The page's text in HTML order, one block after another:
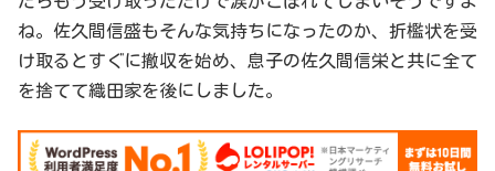
ね。佐久間信盛もそんな気持ちになったのか、折檻状を受
け取るとすぐに撤収を始め、息子の佐久間信栄と共に全て
を捨てて織田家を後にしました。